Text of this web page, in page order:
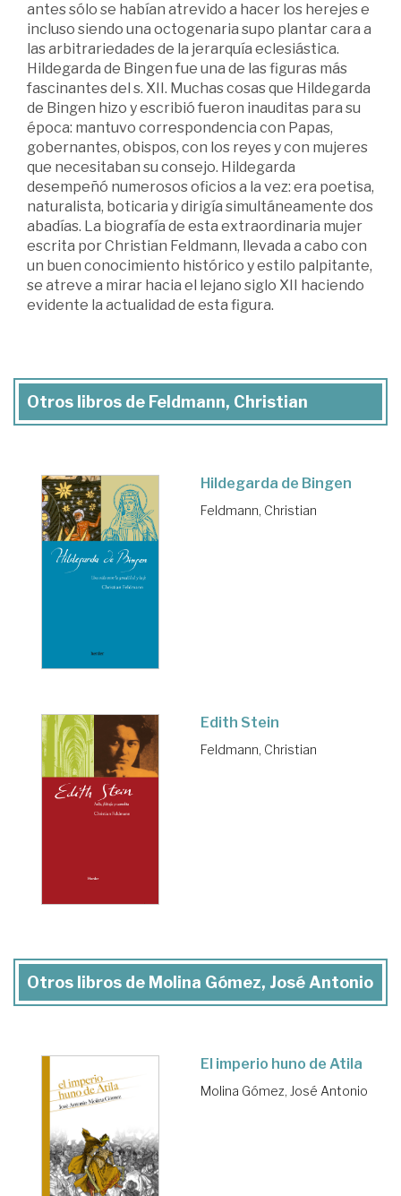
antes sólo se habían atrevido a hacer los herejes e
incluso siendo una octogenaria supo plantar cara a
las arbitrariedades de la jerarquía eclesiástica.
Hildegarda de Bingen fue una de las figuras más
fascinantes del s. XII. Muchas cosas que Hildegarda
de Bingen hizo y escribió fueron inauditas para su
época: mantuvo correspondencia con Papas,
gobernantes, obispos, con los reyes y con mujeres
que necesitaban su consejo. Hildegarda
desempeñó numerosos oficios a la vez: era poetisa,
naturalista, boticaria y dirigía simultáneamente dos
abadías. La biografía de esta extraordinaria mujer
escrita por Christian Feldmann, llevada a cabo con
un buen conocimiento histórico y estilo palpitante,
se atreve a mirar hacia el lejano siglo XII haciendo
evidente la actualidad de esta figura.
Otros libros de Feldmann, Christian
Hildegarda de Bingen
Feldmann, Christian
Edith Stein
Feldmann, Christian
Otros libros de Molina Gómez, José Antonio
El imperio huno de Atila
Molina Gómez, José Antonio